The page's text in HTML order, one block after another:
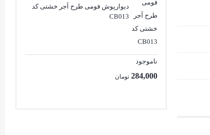
دیوارپوش فومی طرح آجر خشتی کد
CB013
ناموجود
284,000 تومان